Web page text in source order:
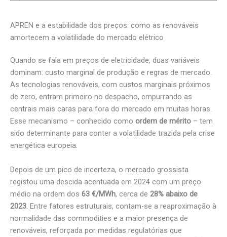
APREN e a estabilidade dos preços: como as renováveis
amortecem a volatilidade do mercado elétrico
Quando se fala em preços de eletricidade, duas variáveis
dominam: custo marginal de produção e regras de mercado.
As tecnologias renováveis, com custos marginais próximos
de zero, entram primeiro no despacho, empurrando as
centrais mais caras para fora do mercado em muitas horas.
Esse mecanismo – conhecido como ordem de mérito – tem
sido determinante para conter a volatilidade trazida pela crise
energética europeia.
Depois de um pico de incerteza, o mercado grossista
registou uma descida acentuada em 2024 com um preço
médio na ordem dos 63 €/MWh, cerca de 28% abaixo de
2023. Entre fatores estruturais, contam-se a reaproximação à
normalidade das commodities e a maior presença de
renováveis, reforçada por medidas regulatórias que